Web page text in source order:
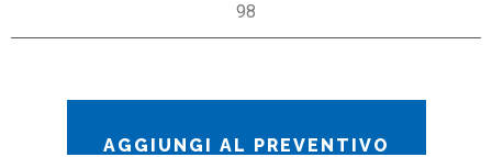
98
AGGIUNGI AL PREVENTIVO